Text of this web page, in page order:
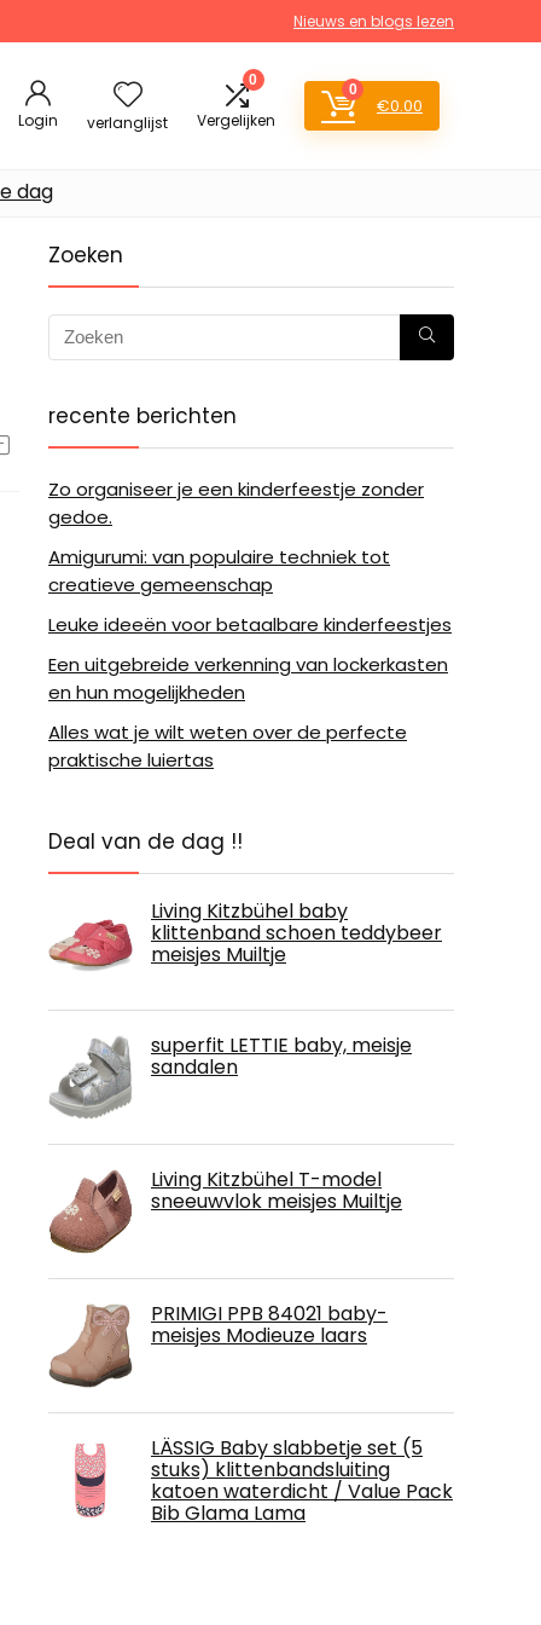
Nieuws en blogs lezen
Login verlanglijst
0
Vergelijken
0
€0.00
dag
Zoeken
recente berichten
Zo organiseer je een kinderfeestje zonder
gedoe.
Amigurumi: van populaire techniek tot
creatieve gemeenschap
Leuke ideeën voor betaalbare kinderfeestjes
Een uitgebreide verkenning van lockerkasten
en hun mogelijkheden
Alles wat je wilt weten over de perfecte
praktische luiertas
Deal van de dag !!
Living Kitzbühel baby
klittenband schoen teddybeer
meisjes Muiltje
superfit LETTIE baby, meisje
sandalen
Living Kitzbühel T-model
sneeuwvlok meisjes Muiltje
PRIMIGI PPB 84021 baby-
meisjes Modieuze laars
LÄSSIG Baby slabbetje set (5
stuks) klittenbandsluiting
katoen waterdicht / Value Pack
Bib Glama Lama